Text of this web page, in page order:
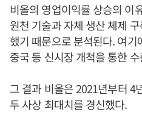
비올의 영업이익률 상승의 이
원천 기술과 자체 생산 체제
했기 때문으로 분석된다. 여
중국 등 신시장 개척을 통한
그 결과 비올은 2021년부터 4
두 사상 최대치를 경신했다.